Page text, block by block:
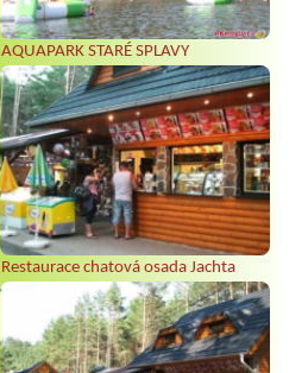
AQUAPARK STARÉ SPLAVY
Restaurace chatová osada Jachta